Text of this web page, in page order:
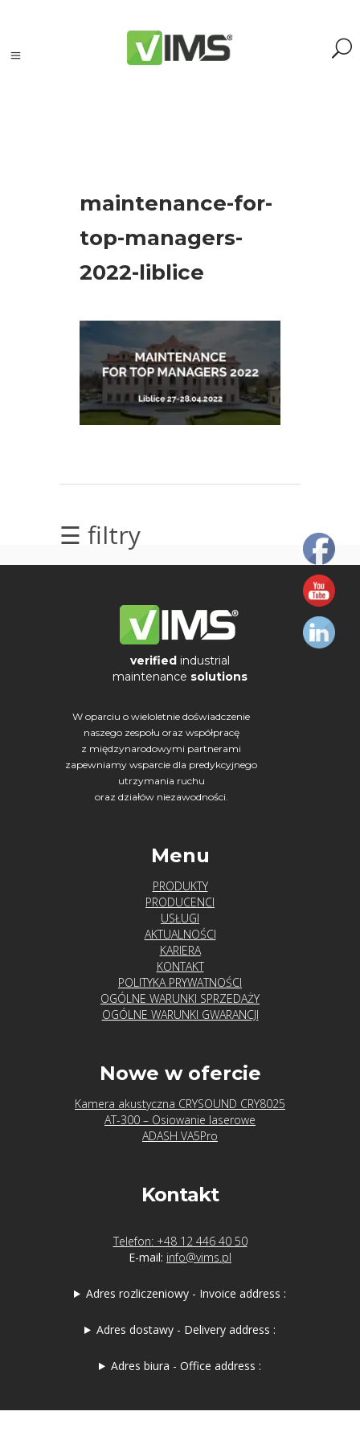
maintenance-for-
top-managers-
2022-liblice
☰ filtry
Kategorie
Olej/Tribologia
Ultradźwięki
Usługi
verified industrial
maintenance solutions
W oparciu o wieloletnie doświadczenie
naszego zespołu oraz współpracę
z międzynarodowymi partnerami
zapewniamy wsparcie dla predykcyjnego
utrzymania ruchu
oraz działów niezawodności.
Menu
PRODUKTY
PRODUCENCI
USŁUGI
AKTUALNOŚCI
KARIERA
KONTAKT
POLITYKA PRYWATNOŚCI
OGÓLNE WARUNKI SPRZEDAŻY
OGÓLNE WARUNKI GWARANCJI
Nowe w ofercie
Kamera akustyczna CRYSOUND CRY8025
AT-300 – Osiowanie laserowe
ADASH VA5Pro
Kontakt
Telefon: +48 12 446 40 50
E-mail: info@vims.pl
Adres rozliczeniowy - Invoice address :
Adres dostawy - Delivery address :
Adres biura - Office address :